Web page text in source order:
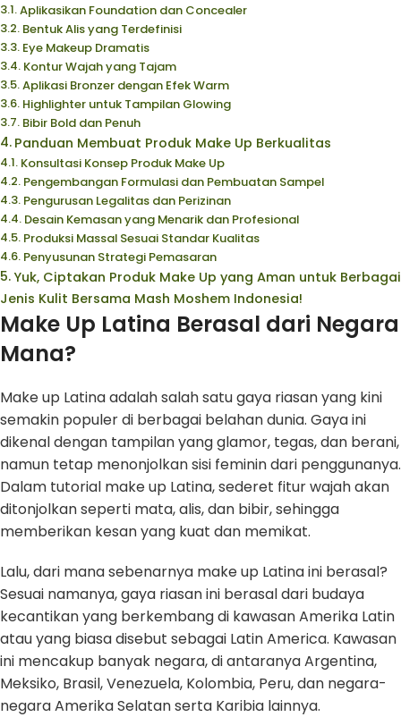
Aplikasikan Foundation dan Concealer
Bentuk Alis yang Terdefinisi
Eye Makeup Dramatis
Kontur Wajah yang Tajam
Aplikasi Bronzer dengan Efek Warm
Highlighter untuk Tampilan Glowing
Bibir Bold dan Penuh
Panduan Membuat Produk Make Up Berkualitas
Konsultasi Konsep Produk Make Up
Pengembangan Formulasi dan Pembuatan Sampel
Pengurusan Legalitas dan Perizinan
Desain Kemasan yang Menarik dan Profesional
Produksi Massal Sesuai Standar Kualitas
Penyusunan Strategi Pemasaran
Yuk, Ciptakan Produk Make Up yang Aman untuk Berbagai
Jenis Kulit Bersama Mash Moshem Indonesia!
Make Up Latina Berasal dari Negara
Mana?
Make up Latina adalah salah satu gaya riasan yang kini
semakin populer di berbagai belahan dunia. Gaya ini
dikenal dengan tampilan yang glamor, tegas, dan berani,
namun tetap menonjolkan sisi feminin dari penggunanya.
Dalam tutorial make up Latina, sederet fitur wajah akan
ditonjolkan seperti mata, alis, dan bibir, sehingga
memberikan kesan yang kuat dan memikat.
Lalu, dari mana sebenarnya make up Latina ini berasal?
Sesuai namanya, gaya riasan ini berasal dari budaya
kecantikan yang berkembang di kawasan Amerika Latin
atau yang biasa disebut sebagai Latin America. Kawasan
ini mencakup banyak negara, di antaranya Argentina,
Meksiko, Brasil, Venezuela, Kolombia, Peru, dan negara-
negara Amerika Selatan serta Karibia lainnya.